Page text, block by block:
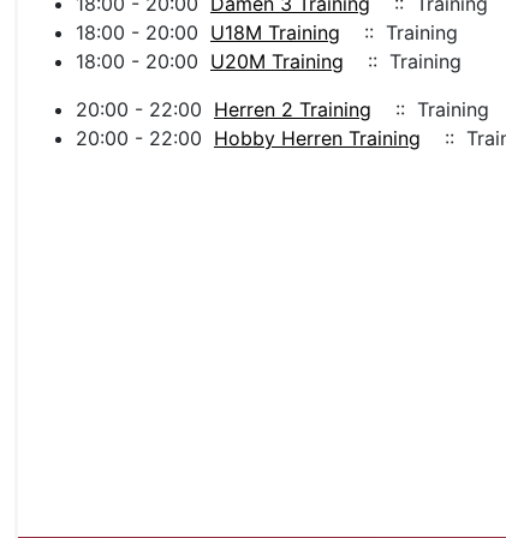
18:00 - 20:00 U18M Training
:: Training
18:00 - 20:00 U20M Training
:: Training
20:00 - 22:00 Herren 2 Training
:: Training
20:00 - 22:00 Hobby Herren Training ::